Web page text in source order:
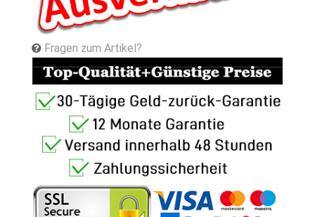
Fragen zum Artikel?